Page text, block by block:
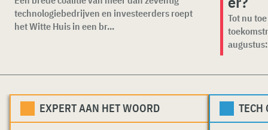
technologiebedrijven en investeerders roept
het Witte Huis in een br...
Tot nu
EXPERT AAN HET WOORD TECH